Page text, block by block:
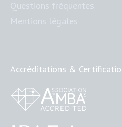
Accréditations &